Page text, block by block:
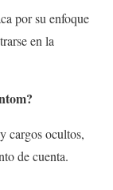
por su enfoque
en la
cargos ocultos,
de cuenta.